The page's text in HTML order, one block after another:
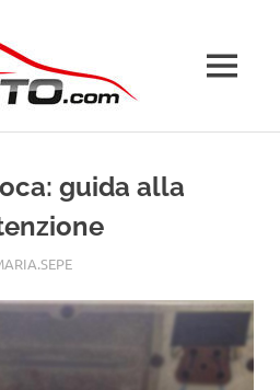
MENU
guida alla
CURIOSITÀ AUTO